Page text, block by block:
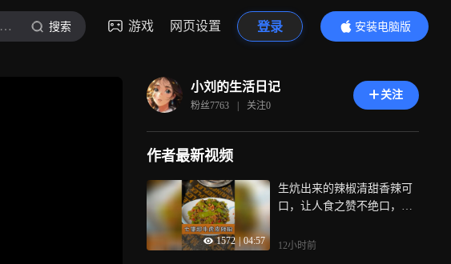
小刘的生活日记 搜索 游戏 网页设置 登录
安装电脑版
内容更精彩
小刘的生活日记
粉丝7763 | 关注0
关注
作者最新视频
1572 | 04:57
生炕出来的辣椒清甜香辣可
口，让人食之赞不绝口，堪
12小时前